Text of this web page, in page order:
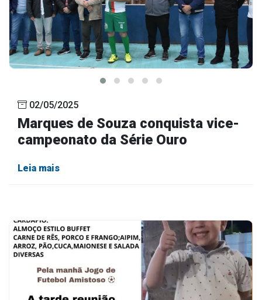
02/05/2025
Marques de Souza conquista vice-
campeonato da Série Ouro
Leia mais